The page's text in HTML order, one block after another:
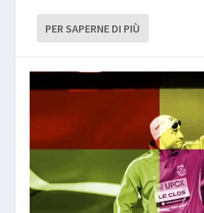
PER SAPERNE DI PIÙ